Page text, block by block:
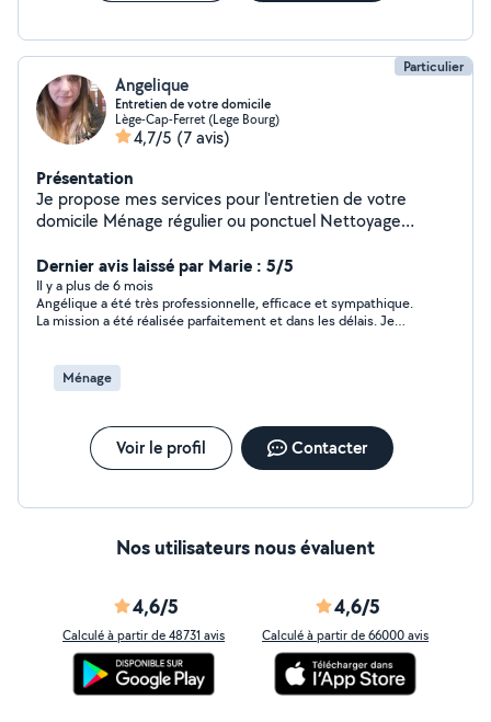
Particulier
Angelique
Entretien de votre domicile
Lège-Cap-Ferret (Lege Bourg)
4,7/5 (7 avis)
Présentation
Je propose mes services pour l'entretien de votre
domicile Ménage régulier ou ponctuel Nettoyage
possible Sérieuse, organisée et discrète Je m'adapte à
vos besoins pour vous offrir un intérieur propre et
agréable Secteur : (Lège et sa presqu'île) Tarif : ("à
discuter selon prestation) N'hésitez pas à me contacter
Dernier avis laissé par Marie : 5/5
Il y a plus de 6 mois
Angélique a été très professionnelle, efficace et sympathique.
La mission a été réalisée parfaitement et dans les délais. Je
Ménage
Voir le profil Contacter
Nos utilisateurs nous évaluent
4,6/5
Calculé à partir de 48731 avis
4,6/5
Calculé à partir de 66000 avis